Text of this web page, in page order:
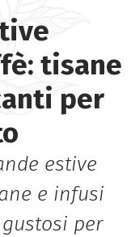
tisane
per
estive
e infusi
per